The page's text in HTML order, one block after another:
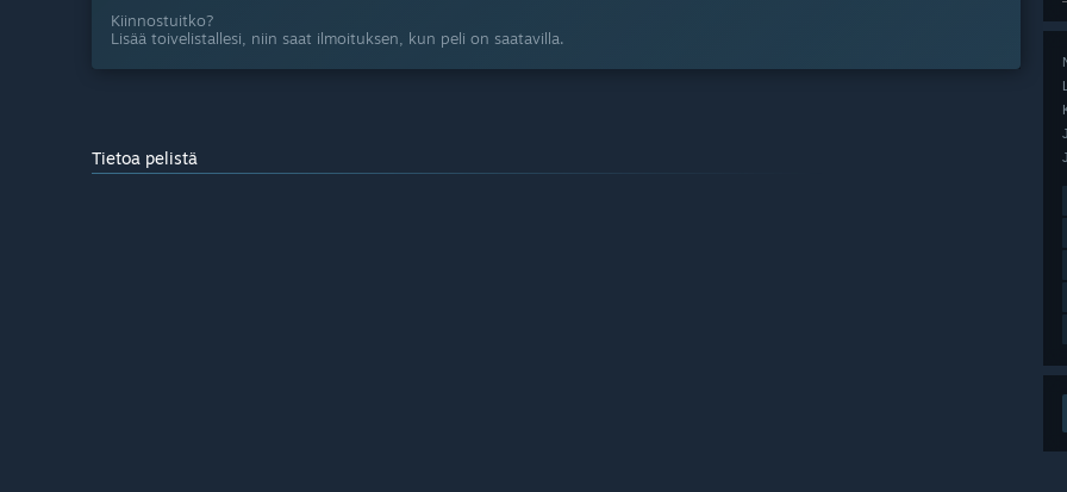
Kiinnostuitko?
Lisää toivelistallesi, niin saat ilmoituksen, kun peli on saatavilla.
Tietoa pelistä